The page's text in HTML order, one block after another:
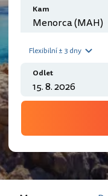
Kam
Flexibilní ± 3 dny
Odlet